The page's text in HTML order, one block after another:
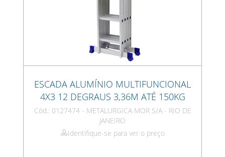
ESCADA ALUMÍNIO MULTIFUNCIONAL
4X3 12 DEGRAUS 3,36M ATÉ 150KG
Cód.: 0127474 - METALURGICA MOR S/A - RIO DE
JANEIRO
Identifique-se para ver o preço